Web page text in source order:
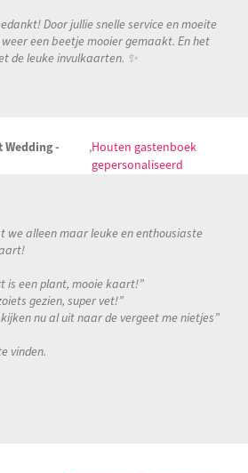
Door jullie snelle service en moeite
een beetje mooier gemaakt. En het
de leuke invulkaarten. ✨
Wedding -
,Houten gastenboek
gepersonaliseerd
we alleen maar leuke en enthousiaste
is een plant, mooie kaart!”
gezien, super vet!”
nu al uit naar de vergeet me nietjes”
vinden.